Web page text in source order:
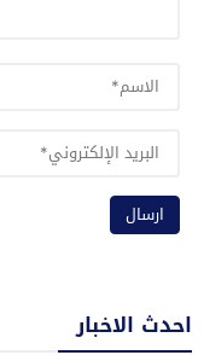
احدث الاخبار